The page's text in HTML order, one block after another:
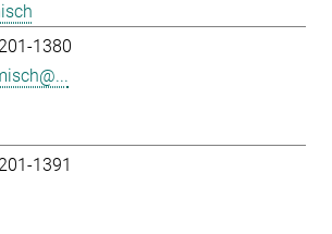
1380
1391